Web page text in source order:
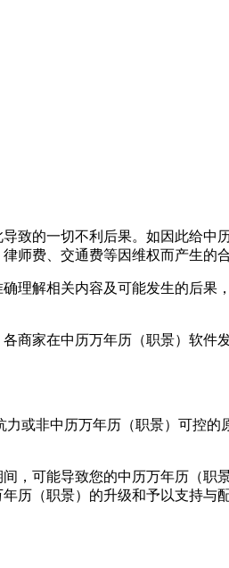
致的一切不利后果。如因此给中
师费、交通费等因维权而产生的合
理解相关内容及可能发生的后果
商家在中历万年历（职景）软件
或非中历万年历（职景）可控的
，可能导致您的中历万年历（职
历（职景）的升级和予以支持与